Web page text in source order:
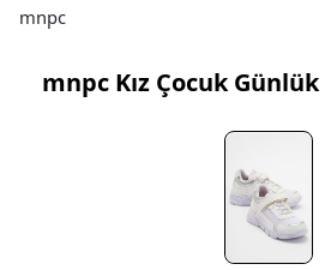
mnpc
mnpc Kız Çocuk